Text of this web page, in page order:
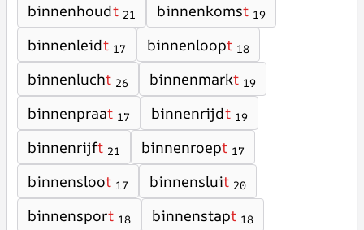
binnenhoudt 21 binnenkomst 19
binnenleidt 17 binnenloopt 18
binnenlucht 26 binnenmarkt 19
binnenpraat 17 binnenrijdt 19
binnenrijft 21 binnenroept 17
binnensloot 17 binnensluit 20
binnensport 18 binnenstapt 18